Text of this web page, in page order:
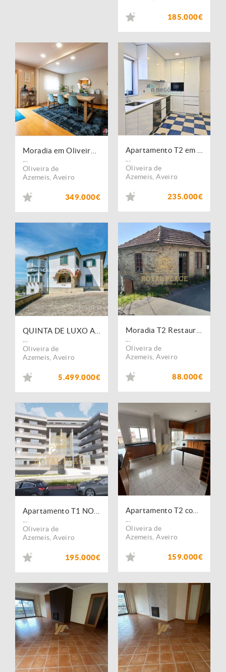
185.000€
Oliveira de
Azemeis ,Aveiro
349.000€
Oliveira de
Azemeis ,Aveiro
235.000€
Oliveira de
Azemeis ,Aveiro
5.499.000€
Oliveira de
Azemeis ,Aveiro
88.000€
Oliveira de
Azemeis ,Aveiro
195.000€
Oliveira de
Azemeis ,Aveiro
159.000€